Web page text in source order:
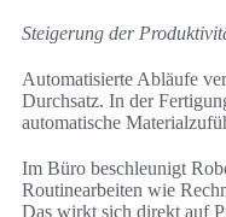
Steigerung der
Automatisierte Abläufe
Durchsatz. In der
automatische
Im Büro beschleunigt
Routinearbeiten wie
Das wirkt sich direkt auf